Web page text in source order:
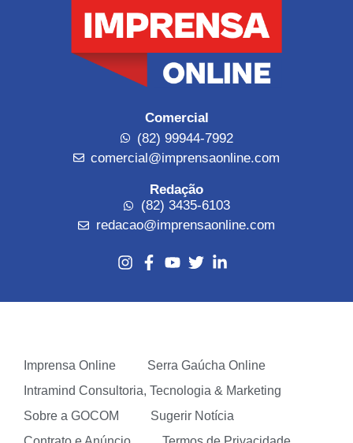
Comercial
(82) 99944-7992
comercial@imprensaonline.com
Redação
(82) 3435-6103
redacao@imprensaonline.com
Imprensa Online
Serra Gaúcha Online
Intramind Consultoria, Tecnologia & Marketing
Sobre a GOCOM
Sugerir Notícia